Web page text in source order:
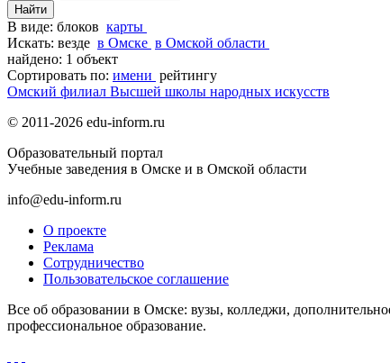
В виде: блоков карты
Искать: везде в Омске в Омской области
найдено: 1 объект
Сортировать по: имени рейтингу
Омский филиал Высшей школы народных искусств
© 2011-2026 edu-inform.ru
Образовательный портал
Учебные заведения в Омске и в Омской области
info@edu-inform.ru
О проекте
Реклама
Сотрудничество
Пользовательское соглашение
Все об образовании в Омске: вузы, колледжи,
профессиональное образование.